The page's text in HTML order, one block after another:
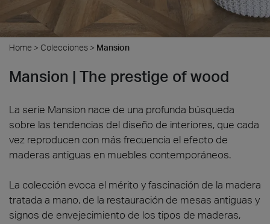
Home > Colecciones > Mansion
Mansion | The prestige of wood
La serie Mansion nace de una profunda búsqueda
sobre las tendencias del diseño de interiores, que cada
vez reproducen con más frecuencia el efecto de
maderas antiguas en muebles contemporáneos.
La colección evoca el mérito y fascinación de la madera
tratada a mano, de la restauración de mesas antiguas y
signos de envejecimiento de los tipos de maderas,